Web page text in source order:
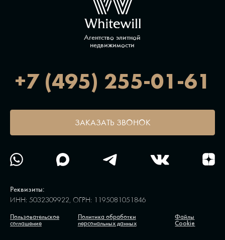
Агентство элитной
недвижимости
+7 (495) 255-01-61
ЗАКАЗАТЬ ЗВОНОК
Реквизиты:
ИНН: 5032309922, ОГРН: 1195081051846
Пользовательское
соглашение
Политика обработки
персональных данных
Файлы
Cookie